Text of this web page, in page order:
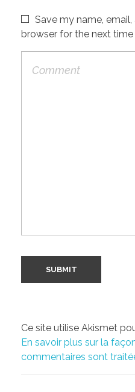
Save my name,
browser for the next
Ce site utilise Akismet
En savoir plus sur la
commentaires sont